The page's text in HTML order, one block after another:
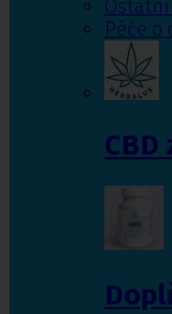
Péče o
CBD